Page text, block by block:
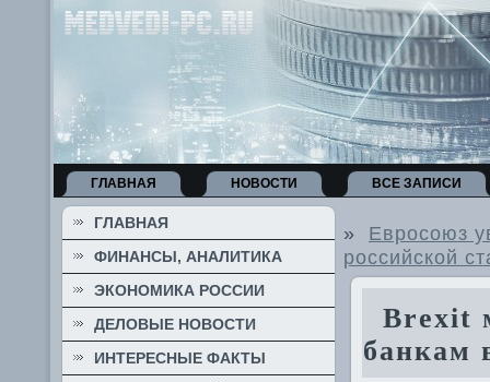
ГЛАВНАЯ НОВОСТИ ВСЕ ЗАПИСИ
ГЛАВНАЯ
ФИНАНСЫ, АНАЛИТИКА
ЭКОНОМИКА РОССИИ
ДЕЛОВЫЕ НОВОСТИ
ИНТЕРЕСНЫЕ ФАКТЫ
» Евросоюз
российской
Brexit
банкам